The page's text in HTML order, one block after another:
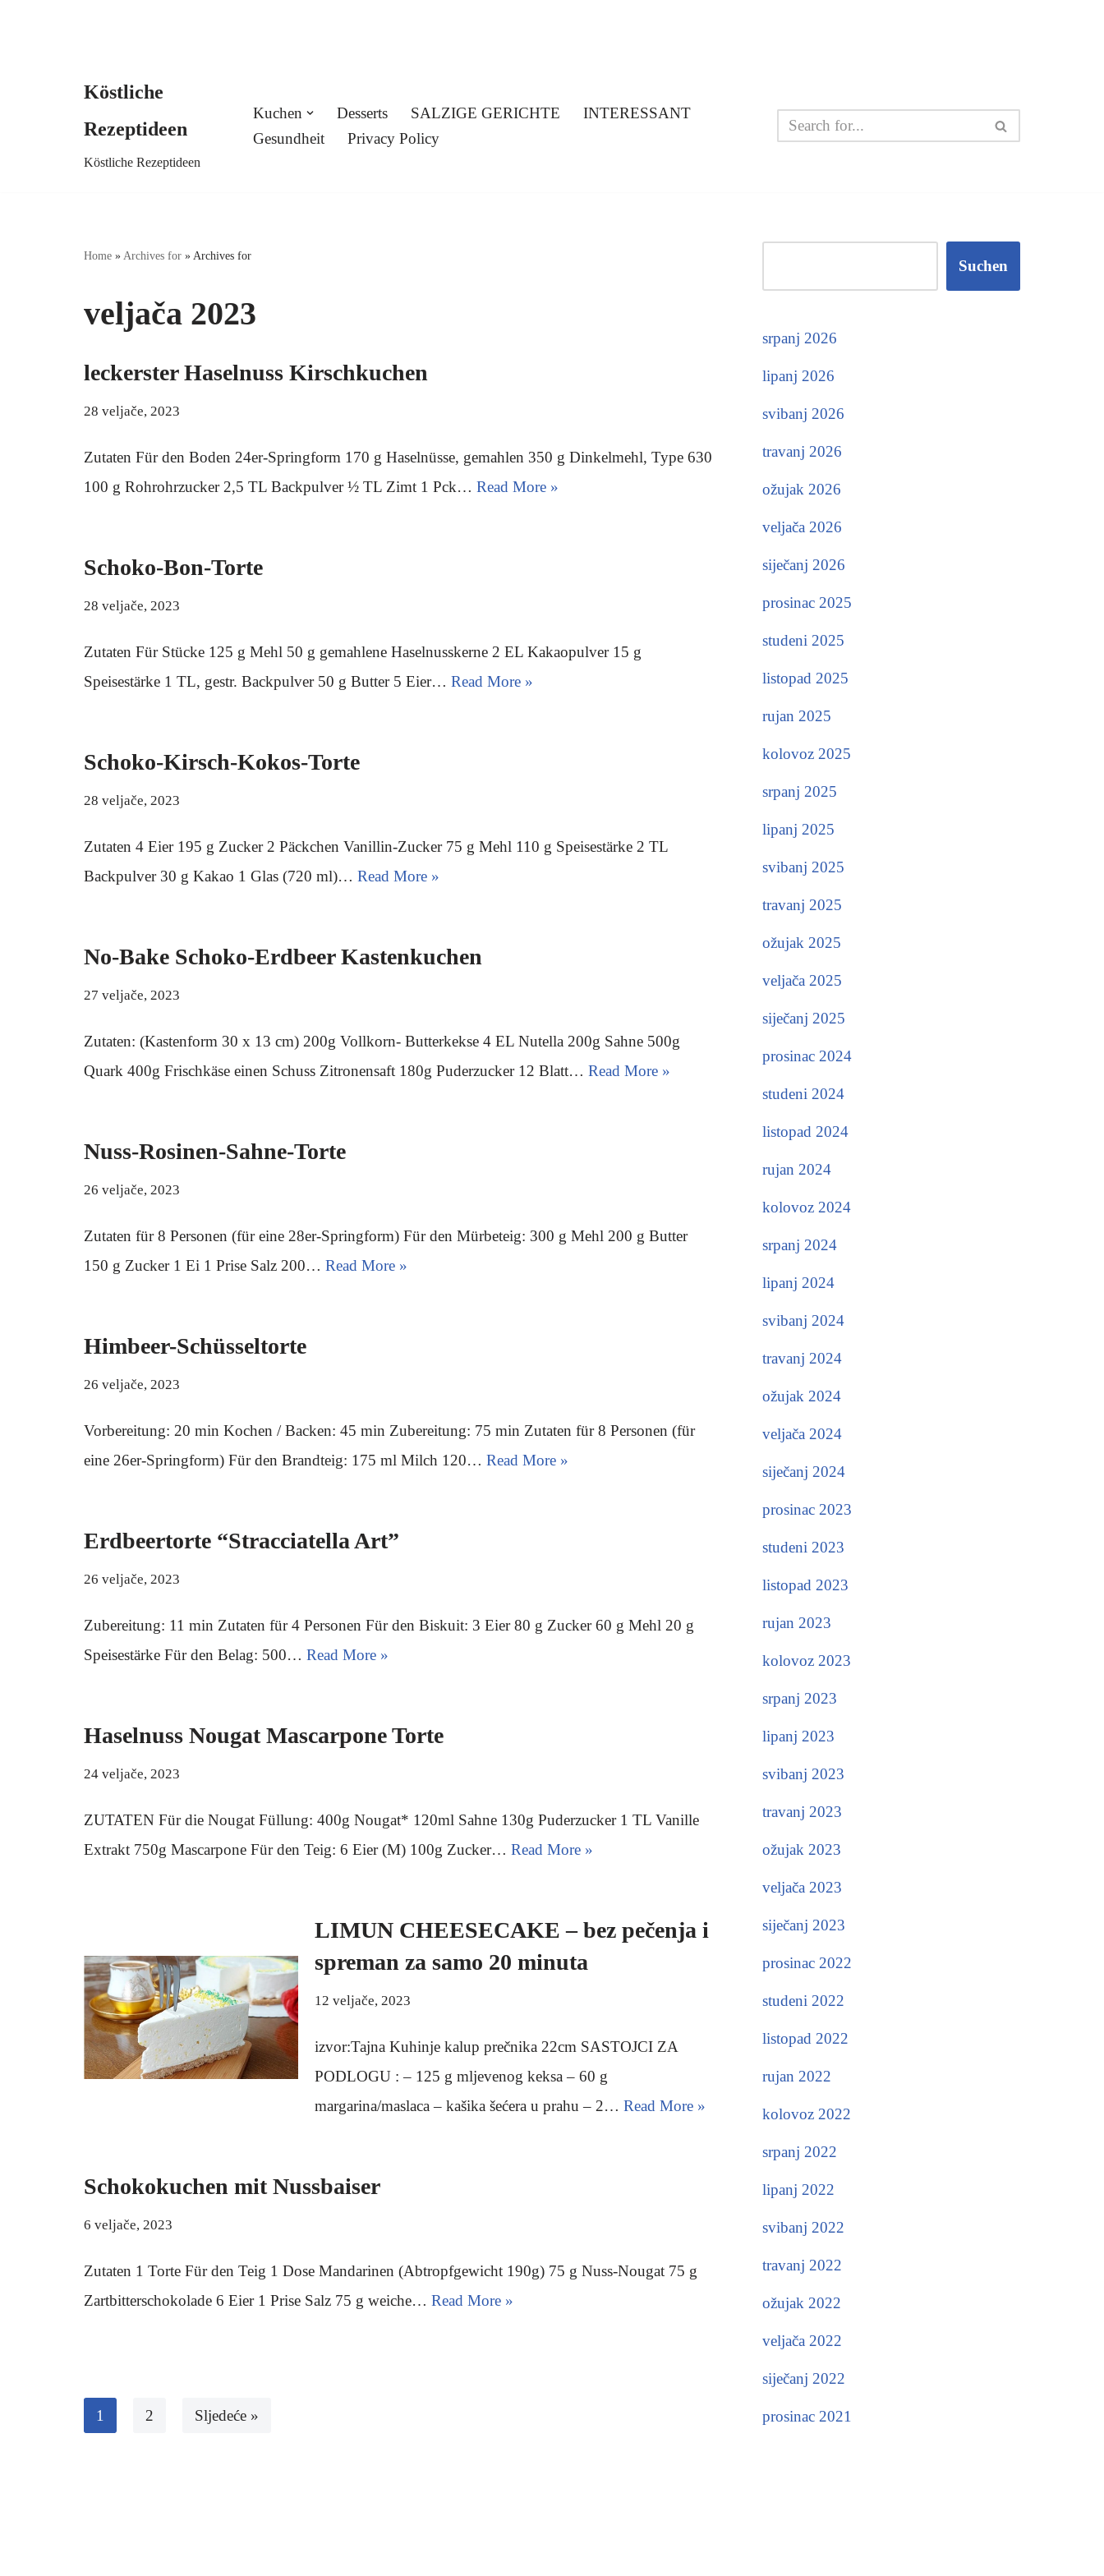
Köstliche
Rezeptideen
Köstliche Rezeptideen
Kuchen Desserts SALZIGE GERICHTE
INTERESSANT
Gesundheit
Privacy Policy
Home » Archives for » Archives for
veljača 2023
leckerster Haselnuss Kirschkuchen
28 veljače, 2023
Zutaten Für den Boden 24er-Springform 170 g Haselnüsse, gemahlen 350 g Dinkelmehl, Type 630
100 g Rohrohrzucker 2,5 TL Backpulver ½ TL Zimt 1 Pck… Read More »
Schoko-Bon-Torte
28 veljače, 2023
Zutaten Für Stücke 125 g Mehl 50 g gemahlene Haselnusskerne 2 EL Kakaopulver 15 g
Speisestärke 1 TL, gestr. Backpulver 50 g Butter 5 Eier… Read More »
Schoko-Kirsch-Kokos-Torte
28 veljače, 2023
Zutaten 4 Eier 195 g Zucker 2 Päckchen Vanillin-Zucker 75 g Mehl 110 g Speisestärke 2 TL
Backpulver 30 g Kakao 1 Glas (720 ml)… Read More »
No-Bake Schoko-Erdbeer Kastenkuchen
27 veljače, 2023
Zutaten: (Kastenform 30 x 13 cm) 200g Vollkorn- Butterkekse 4 EL Nutella 200g Sahne 500g
Quark 400g Frischkäse einen Schuss Zitronensaft 180g Puderzucker 12 Blatt… Read More »
Nuss-Rosinen-Sahne-Torte
26 veljače, 2023
Zutaten für 8 Personen (für eine 28er-Springform) Für den Mürbeteig: 300 g Mehl 200 g Butter
150 g Zucker 1 Ei 1 Prise Salz 200… Read More »
Himbeer-Schüsseltorte
26 veljače, 2023
Vorbereitung: 20 min Kochen / Backen: 45 min Zubereitung: 75 min Zutaten für 8 Personen (für
eine 26er-Springform) Für den Brandteig: 175 ml Milch 120… Read More »
Erdbeertorte “Stracciatella Art”
26 veljače, 2023
Zubereitung: 11 min Zutaten für 4 Personen Für den Biskuit: 3 Eier 80 g Zucker 60 g Mehl 20 g
Speisestärke Für den Belag: 500… Read More »
Haselnuss Nougat Mascarpone Torte
24 veljače, 2023
ZUTATEN Für die Nougat Füllung: 400g Nougat* 120ml Sahne 130g Puderzucker 1 TL Vanille
Extrakt 750g Mascarpone Für den Teig: 6 Eier (M) 100g Zucker… Read More »
LIMUN CHEESECAKE – bez pečenja i
spreman za samo 20 minuta
12 veljače, 2023
izvor:Tajna Kuhinje kalup prečnika 22cm SASTOJCI ZA
PODLOGU : – 125 g mljevenog keksa – 60 g
margarina/maslaca – kašika šećera u prahu – 2… Read More »
Schokokuchen mit Nussbaiser
6 veljače, 2023
Zutaten 1 Torte Für den Teig 1 Dose Mandarinen (Abtropfgewicht 190g) 75 g Nuss-Nougat 75 g
Zartbitterschokolade 6 Eier 1 Prise Salz 75 g weiche… Read More »
1 2 Sljedeće »
Suchen
srpanj 2026
lipanj 2026
svibanj 2026
travanj 2026
ožujak 2026
veljača 2026
siječanj 2026
prosinac 2025
studeni 2025
listopad 2025
rujan 2025
kolovoz 2025
srpanj 2025
lipanj 2025
svibanj 2025
travanj 2025
ožujak 2025
veljača 2025
siječanj 2025
prosinac 2024
studeni 2024
listopad 2024
rujan 2024
kolovoz 2024
srpanj 2024
lipanj 2024
svibanj 2024
travanj 2024
ožujak 2024
veljača 2024
siječanj 2024
prosinac 2023
studeni 2023
listopad 2023
rujan 2023
kolovoz 2023
srpanj 2023
lipanj 2023
svibanj 2023
travanj 2023
ožujak 2023
veljača 2023
siječanj 2023
prosinac 2022
studeni 2022
listopad 2022
rujan 2022
kolovoz 2022
srpanj 2022
lipanj 2022
svibanj 2022
travanj 2022
ožujak 2022
veljača 2022
siječanj 2022
prosinac 2021